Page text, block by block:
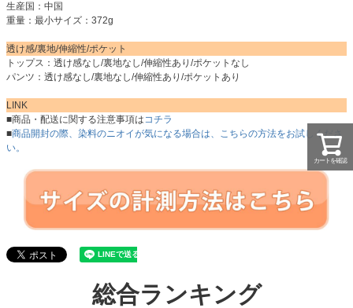
生産国：中国
重量：最小サイズ：372g
透け感/裏地/伸縮性/ポケット
トップス：透け感なし/裏地なし/伸縮性あり/ポケットなし
パンツ：透け感なし/裏地なし/伸縮性あり/ポケットあり
LINK
■商品・配送に関する注意事項はコチラ
■商品開封の際、染料のニオイが気になる場合は、こちらの方法をお試しくださ
い。
総合ランキング
カートを確認